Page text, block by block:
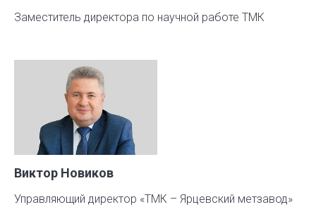
Заместитель директора по научной работе ТМК
Виктор Новиков
Управляющий директор «ТМК – Ярцевский метзавод»